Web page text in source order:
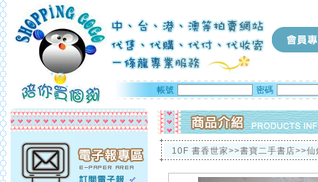
帳號 密碼
10F 書香世家>>書寶二手書店>>